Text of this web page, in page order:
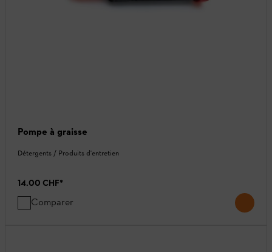
Pompe à graisse
Détergents / Produits d'entretien
14.00 CHF*
Comparer